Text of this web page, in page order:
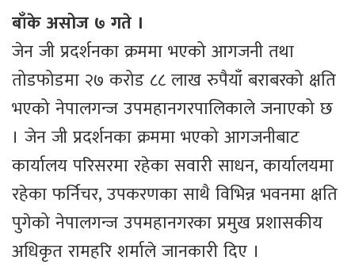
बाँके असोज ७ गते ।
जेन जी प्रदर्शनका क्रममा भएको आगजनी तथा
तोडफोडमा २७ करोड ८८ लाख रुपैयाँ बराबरको क्षति
भएको नेपालगन्ज उपमहानगरपालिकाले जनाएको छ
। जेन जी प्रदर्शनका क्रममा भएको आगजनीबाट
कार्यालय परिसरमा रहेका सवारी साधन, कार्यालयमा
रहेका फर्निचर, उपकरणका साथै विभिन्न भवनमा क्षति
पुगेको नेपालगन्ज उपमहानगरका प्रमुख प्रशासकीय
अधिकृत रामहरि शर्माले जानकारी दिए ।